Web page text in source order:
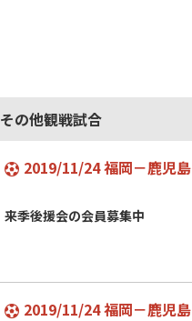
その他観戦試合
2019/11/24 福岡－鹿児島
来季後援会の会員募集中
2019/11/24 福岡－鹿児島